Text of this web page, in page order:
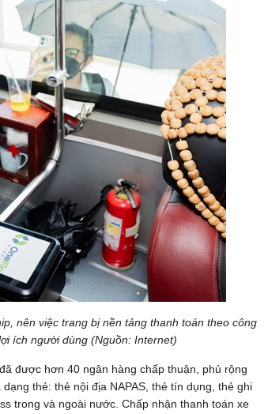
nên việc trang bị nền tảng thanh toán theo công
ích người dùng (Nguồn: Internet)
được hơn 40 ngân hàng chấp thuận, phủ rộng
thẻ: thẻ nội địa NAPAS, thẻ tín dụng, thẻ ghi
trong và ngoài nước. Chấp nhận thanh toán xe